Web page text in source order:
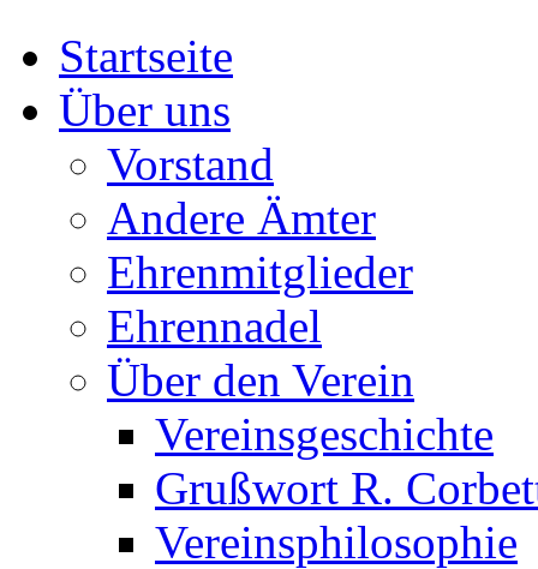
Startseite
Über uns
Vorstand
Andere Ämter
Ehrenmitglieder
Ehrennadel
Über den Verein
Vereinsgeschichte
Grußwort R.
Vereinsphilosophie